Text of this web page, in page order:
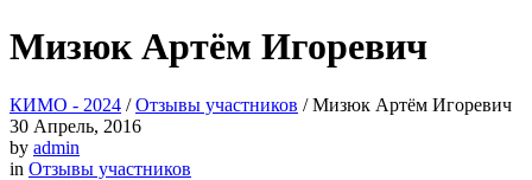
Мизюк Артём Игоревич
КИМО - 2024 /Отзывы участников /Мизюк Артём Игоревич
30 Апрель, 2016
by admin
in Отзывы участников